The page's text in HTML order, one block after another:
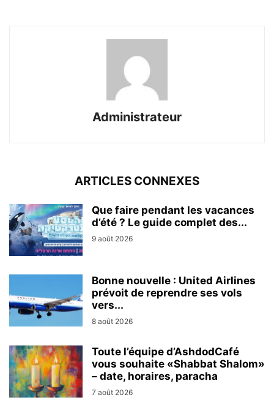
Administrateur
ARTICLES CONNEXES
Que faire pendant les vacances
d’été ? Le guide complet des...
9 août 2026
Bonne nouvelle : United Airlines
prévoit de reprendre ses vols
vers...
8 août 2026
Toute l’équipe d’AshdodCafé
vous souhaite «Shabbat Shalom»
– date, horaires, paracha
7 août 2026